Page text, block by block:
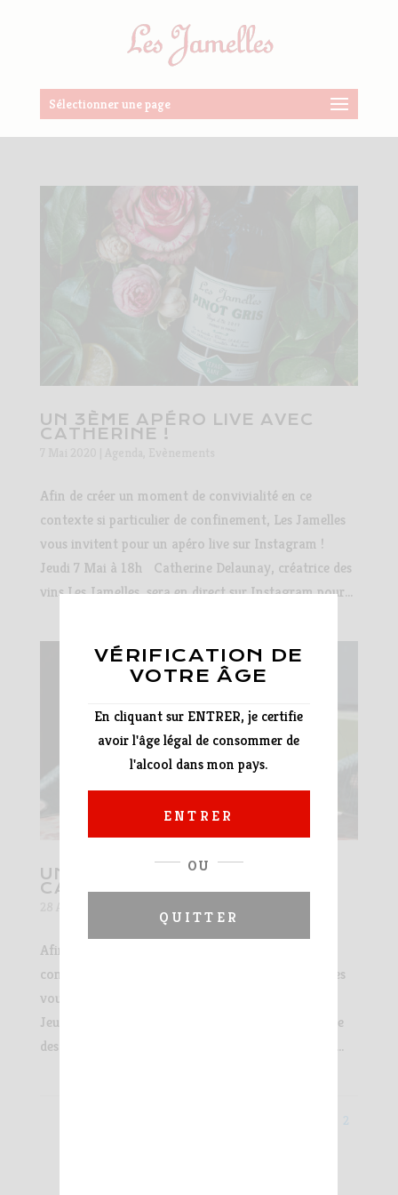
Sélectionner une page
UN 3ÈME APÉRO LIVE AVEC
CATHERINE !
Afin de créer un moment de convivialité en ce
contexte si particulier de confinement, Les Jamelles
vous invitent pour un apéro live sur Instagram !
Jeudi 7 Mai à 18h Catherine Delaunay, créatrice des
vins Les Jamelles, sera en direct sur Instagram pour...
UN APÉRO LIVE AVEC
CATHERINE !
Afin de créer un moment de convivialité en ce
contexte si particulier de confinement, Les Jamelles
vous invitent pour un apéro live sur Instagram !
Jeudi 30 avril à 18h Catherine Delaunay, créatrice
des vins Les Jamelles, sera en direct sur Instagram...
2
VÉRIFICATION DE
VOTRE ÂGE
En cliquant sur ENTRER, je certifie
avoir l'âge légal de consommer de
l'alcool dans mon pays.
ENTRER
OU
QUITTER